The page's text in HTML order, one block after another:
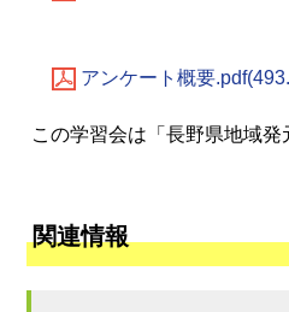
アンケート概要
この学習会は「長野県地域
関連情報